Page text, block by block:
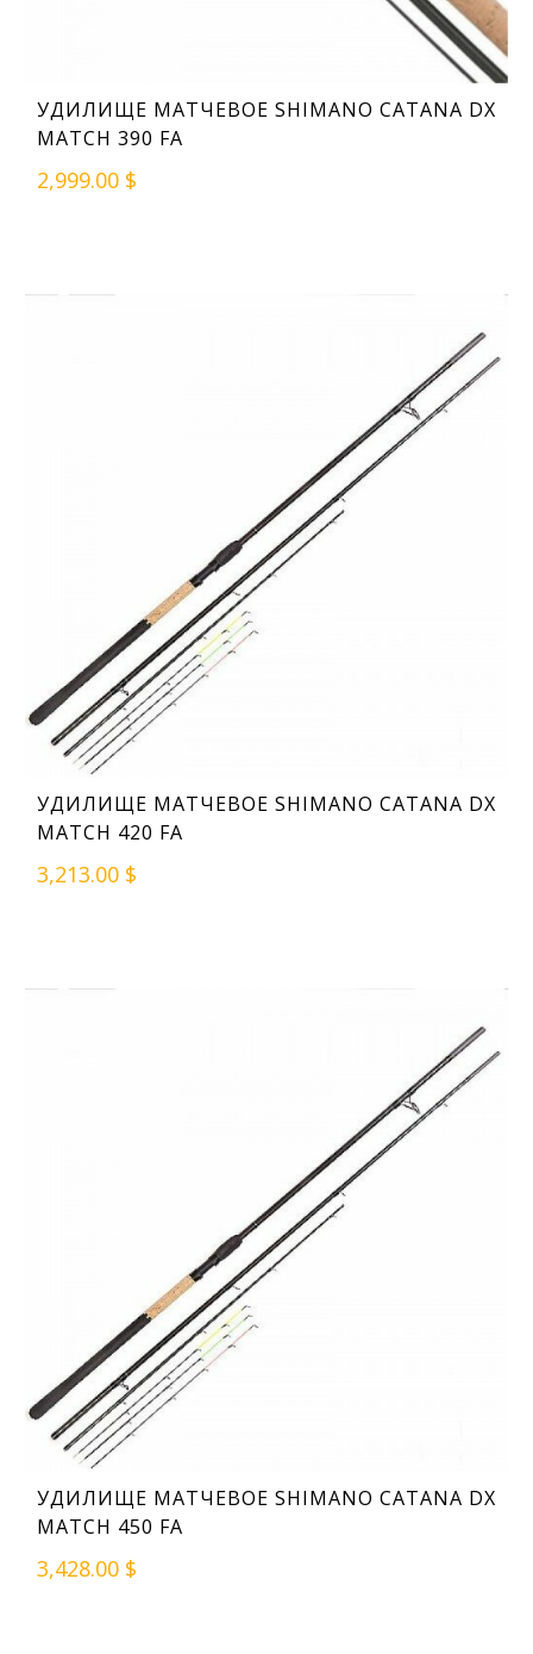
УДИЛИЩЕ МАТЧЕВОЕ SHIMANO CATANA DX
MATCH 390 FA
2,999.00 $
УДИЛИЩЕ МАТЧЕВОЕ SHIMANO CATANA DX
MATCH 420 FA
3,213.00 $
УДИЛИЩЕ МАТЧЕВОЕ SHIMANO CATANA DX
MATCH 450 FA
3,428.00 $